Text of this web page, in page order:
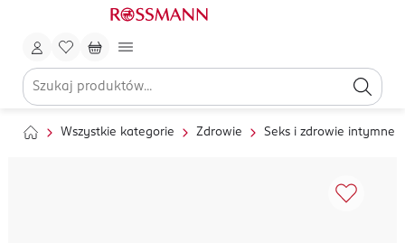
Wszystkie kategorie Zdrowie Seks i zdrowie intymne